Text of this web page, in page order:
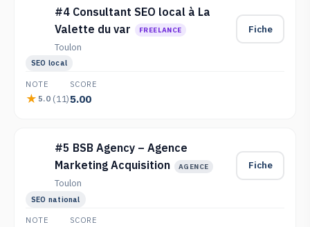
#4 Consultant SEO local à La
Valette du var
FREELANCE
Toulon
Fiche
SEO local
NOTE
5.0 (11)
SCORE
5.00
#5 BSB Agency – Agence
Marketing Acquisition
AGENCE
Toulon
Fiche
SEO national
NOTE
SCORE